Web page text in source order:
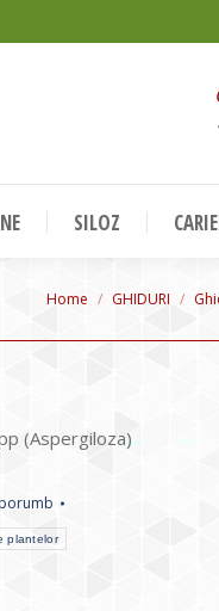
SILOZ
You are here:
Home GHIDURI
(Aspergiloza)
plantelor